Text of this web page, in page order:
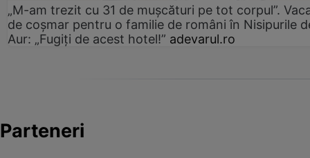
„M-am trezit cu 31 de mușcături pe tot corpul”.
de coșmar pentru o familie de români în Nisipurile
Aur: „Fugiți de acest hotel!” adevarul.ro
Parteneri